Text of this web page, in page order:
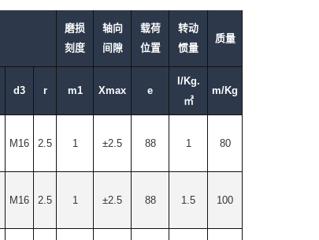
磨损
刻度
轴向
间隙
载荷
位置
转动
惯量
质量
d3 r m1 Xmax e
I/Kg.
㎡
m/Kg
M16 2.5 1 ±2.5 88 1
80
M16 2.5 1 ±2.5 88 1.5
100